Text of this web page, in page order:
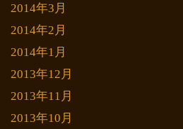
2014年3月
2014年2月
2014年1月
2013年12月
2013年11月
2013年10月